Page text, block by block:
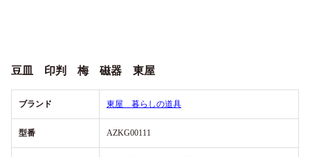
豆皿 印判 梅 磁器 東屋
ブランド 東屋 暮らしの道具
型番 AZKG00111